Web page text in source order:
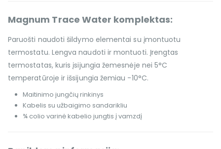
Magnum Trace Water komplektas:
Paruošti naudoti šildymo elementai su įmontuotu
termostatu. Lengva naudoti ir montuoti. Įrengtas
termostatas, kuris įsijungia žemesnėje nei 5°C
temperatūroje ir išsijungia žemiau -10°C.
Maitinimo jungčių rinkinys
Kabelis su užbaigimo sandarikliu
¾ colio varinė kabelio jungtis į vamzdį